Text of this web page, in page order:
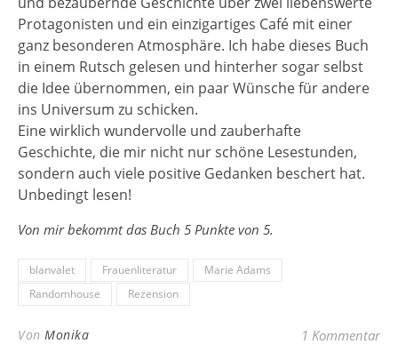
Protagonisten und ein einzigartiges Café mit einer
ganz besonderen Atmosphäre. Ich habe dieses Buch
in einem Rutsch gelesen und hinterher sogar selbst
die Idee übernommen, ein paar Wünsche für andere
ins Universum zu schicken.
Eine wirklich wundervolle und zauberhafte
Geschichte, die mir nicht nur schöne Lesestunden,
sondern auch viele positive Gedanken beschert hat.
Unbedingt lesen!
Von mir bekommt das Buch 5 Punkte von 5.
blanvalet Frauenliteratur
Marie Adams
Randomhouse
Rezension
Von Monika 1 Kommentar